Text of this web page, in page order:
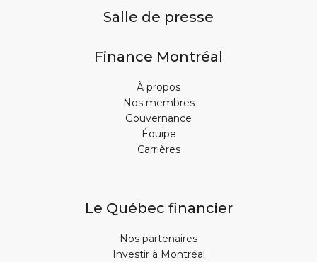
Salle de presse
Finance Montréal
À propos
Nos membres
Gouvernance
Équipe
Carrières
Le Québec financier
Nos partenaires
Investir à Montréal